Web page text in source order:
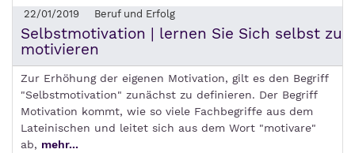
22/01/2019 Beruf und Erfolg
Selbstmotivation | lernen Sie Sich selbst zu
motivieren
Zur Erhöhung der eigenen Motivation, gilt es den Begriff
"Selbstmotivation" zunächst zu definieren. Der Begriff
Motivation kommt, wie so viele Fachbegriffe aus dem
Lateinischen und leitet sich aus dem Wort "motivare"
ab, mehr...